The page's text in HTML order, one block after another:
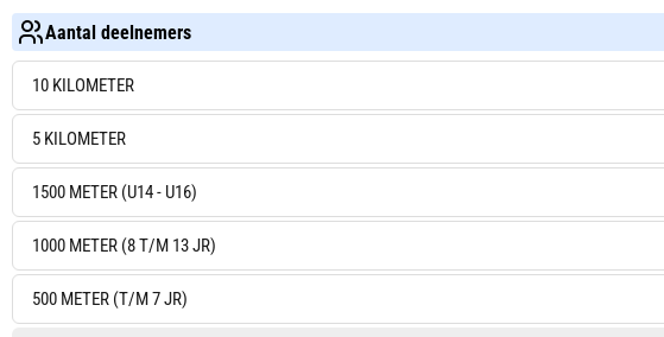
Aantal deelnemers
10 KILOMETER
5 KILOMETER
1500 METER (U14 - U16)
1000 METER (8 T/M 13 JR)
500 METER (T/M 7 JR)